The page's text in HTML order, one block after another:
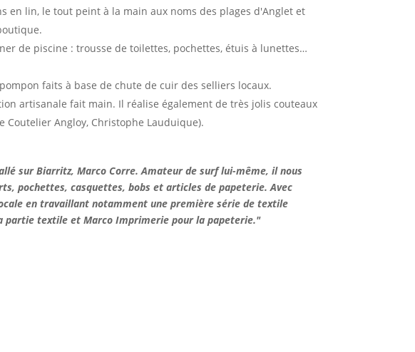
en lin, le tout peint à la main aux noms des plages d'Anglet et
de piscine : trousse de toilettes, pochettes, étuis à lunettes…
faits à base de chute de cuir des selliers locaux.
artisanale fait main. Il réalise également de très jolis couteaux
Coutelier Angloy, Christophe Lauduique).
sur Biarritz, Marco Corre. Amateur de surf lui-même, il nous
pochettes, casquettes, bobs et articles de papeterie. Avec
en travaillant notamment une première série de textile
partie textile et Marco Imprimerie pour la papeterie."